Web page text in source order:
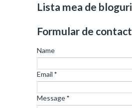
Lista mea de bloguri
Formular de contact
Name
Email *
Message*